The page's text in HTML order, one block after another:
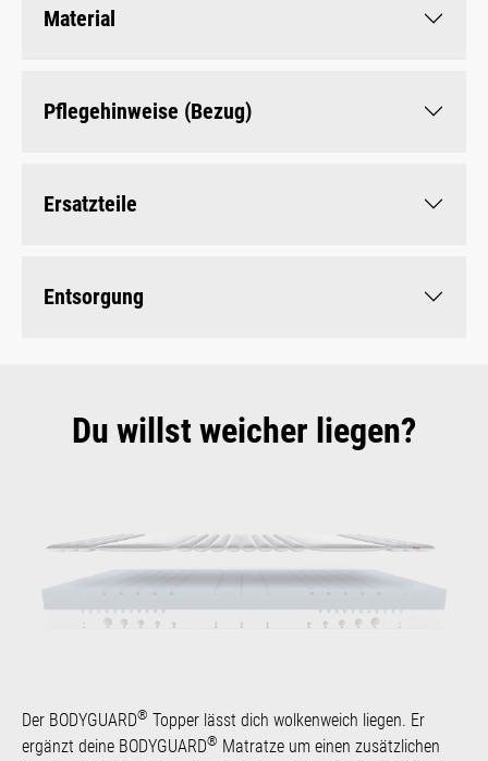
Material
Pflegehinweise (Bezug)
Ersatzteile
Entsorgung
Du willst weicher liegen?
Der BODYGUARD® Topper lässt dich wolkenweich liegen. Er
ergänzt deine BODYGUARD® Matratze um einen zusätzlichen